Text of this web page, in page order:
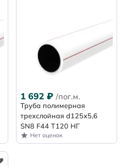
1 692 ₽ /пог.м.
Труба полимерная
трехслойная d125х5,6
SN8 F44 Т120 НГ
Нет оценок